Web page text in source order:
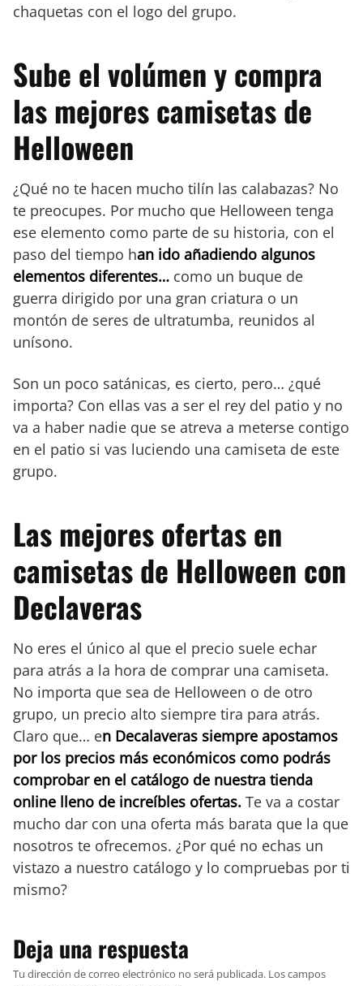
chaquetas con el logo del grupo.
Sube el volúmen y compra
las mejores camisetas de
Helloween
¿Qué no te hacen mucho tilín las calabazas? No
te preocupes. Por mucho que Helloween tenga
ese elemento como parte de su historia, con el
paso del tiempo han ido añadiendo algunos
elementos diferentes… como un buque de
guerra dirigido por una gran criatura o un
montón de seres de ultratumba, reunidos al
unísono.
Son un poco satánicas, es cierto, pero… ¿qué
importa? Con ellas vas a ser el rey del patio y no
va a haber nadie que se atreva a meterse contigo
en el patio si vas luciendo una camiseta de este
grupo.
Las mejores ofertas en
camisetas de Helloween con
Declaveras
No eres el único al que el precio suele echar
para atrás a la hora de comprar una camiseta.
No importa que sea de Helloween o de otro
grupo, un precio alto siempre tira para atrás.
Claro que… en Decalaveras siempre apostamos
por los precios más económicos como podrás
comprobar en el catálogo de nuestra tienda
online lleno de increíbles ofertas. Te va a costar
mucho dar con una oferta más barata que la que
nosotros te ofrecemos. ¿Por qué no echas un
vistazo a nuestro catálogo y lo compruebas por ti
mismo?
Deja una respuesta
Tu dirección de correo electrónico no será publicada. Los campos